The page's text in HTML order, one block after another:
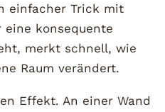
einfacher Trick mit
eine konsequente
merkt schnell, wie
Raum verändert.
Effekt. An einer Wand